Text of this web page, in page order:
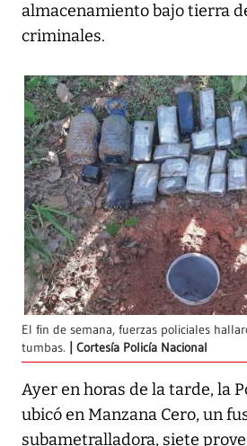
almacenamiento bajo tierra
criminales.
El fin de semana, fuerzas policiales
tumbas.
Cortesía Policía Nacional
Ayer en horas de la tarde, la
ubicó en Manzana Cero, un
subametralladora, siete